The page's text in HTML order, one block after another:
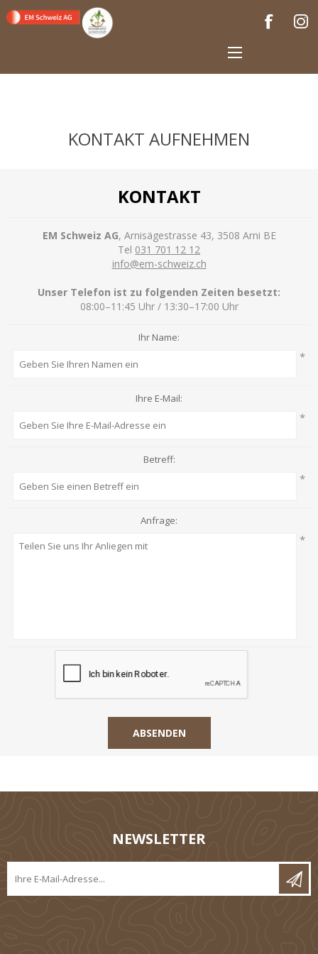
KONTAKT AUFNEHMEN
KONTAKT
EM Schweiz AG, Arnisägestrasse 43, 3508 Arni BE
Tel 031 701 12 12
info@em-schweiz.ch
Unser Telefon ist zu folgenden Zeiten besetzt:
08:00–11:45 Uhr / 13:30–17:00 Uhr
Ihr Name:
*
Ihre E-Mail:
*
Betreff:
*
Anfrage:
*
NEWSLETTER